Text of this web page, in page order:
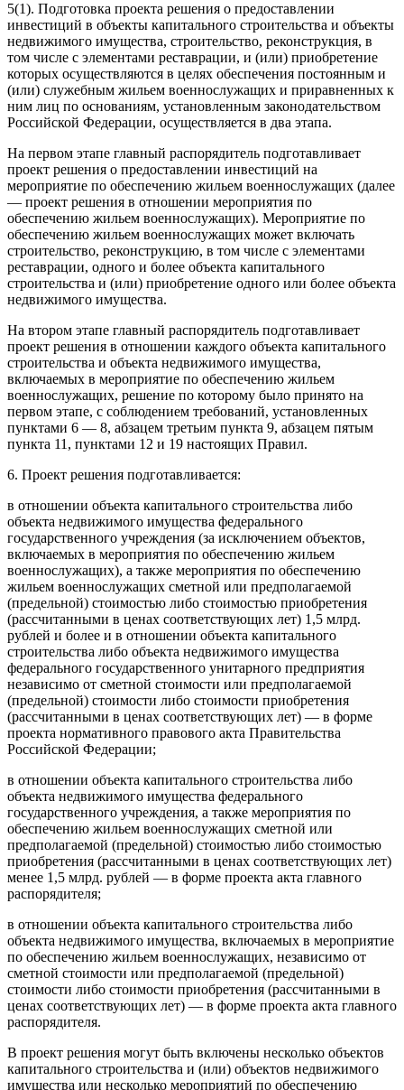
5(1). Подготовка проекта решения о предоставлении
инвестиций в объекты капитального строительства и объекты
недвижимого имущества, строительство, реконструкция, в
том числе с элементами реставрации, и (или) приобретение
которых осуществляются в целях обеспечения постоянным и
(или) служебным жильем военнослужащих и приравненных к
ним лиц по основаниям, установленным законодательством
Российской Федерации, осуществляется в два этапа.
На первом этапе главный распорядитель подготавливает
проект решения о предоставлении инвестиций на
мероприятие по обеспечению жильем военнослужащих (далее
— проект решения в отношении мероприятия по
обеспечению жильем военнослужащих). Мероприятие по
обеспечению жильем военнослужащих может включать
строительство, реконструкцию, в том числе с элементами
реставрации, одного и более объекта капитального
строительства и (или) приобретение одного или более объекта
недвижимого имущества.
На втором этапе главный распорядитель подготавливает
проект решения в отношении каждого объекта капитального
строительства и объекта недвижимого имущества,
включаемых в мероприятие по обеспечению жильем
военнослужащих, решение по которому было принято на
первом этапе, с соблюдением требований, установленных
пунктами 6 — 8, абзацем третьим пункта 9, абзацем пятым
пункта 11, пунктами 12 и 19 настоящих Правил.
6. Проект решения подготавливается:
в отношении объекта капитального строительства либо
объекта недвижимого имущества федерального
государственного учреждения (за исключением объектов,
включаемых в мероприятия по обеспечению жильем
военнослужащих), а также мероприятия по обеспечению
жильем военнослужащих сметной или предполагаемой
(предельной) стоимостью либо стоимостью приобретения
(рассчитанными в ценах соответствующих лет) 1,5 млрд.
рублей и более и в отношении объекта капитального
строительства либо объекта недвижимого имущества
федерального государственного унитарного предприятия
независимо от сметной стоимости или предполагаемой
(предельной) стоимости либо стоимости приобретения
(рассчитанными в ценах соответствующих лет) — в форме
проекта нормативного правового акта Правительства
Российской Федерации;
в отношении объекта капитального строительства либо
объекта недвижимого имущества федерального
государственного учреждения, а также мероприятия по
обеспечению жильем военнослужащих сметной или
предполагаемой (предельной) стоимостью либо стоимостью
приобретения (рассчитанными в ценах соответствующих лет)
менее 1,5 млрд. рублей — в форме проекта акта главного
распорядителя;
в отношении объекта капитального строительства либо
объекта недвижимого имущества, включаемых в мероприятие
по обеспечению жильем военнослужащих, независимо от
сметной стоимости или предполагаемой (предельной)
стоимости либо стоимости приобретения (рассчитанными в
ценах соответствующих лет) — в форме проекта акта главного
распорядителя.
В проект решения могут быть включены несколько объектов
капитального строительства и (или) объектов недвижимого
имущества или несколько мероприятий по обеспечению